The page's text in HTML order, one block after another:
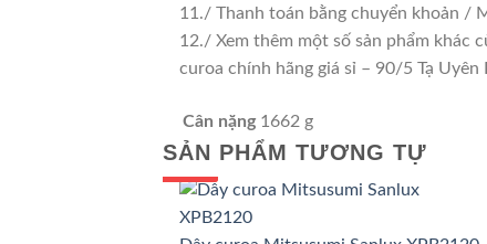
11./ Thanh toán bằng chuyển khoản /
12./ Xem thêm một số sản phẩm khác
curoa chính hãng giá sỉ – 90/5 Tạ
Cân nặng 1662 g
SẢN PHẨM TƯƠNG TỰ
GIÁ TỐT
GIÁ SỈ